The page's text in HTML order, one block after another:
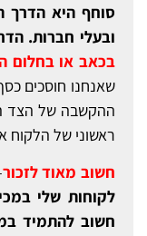
סוחף היא הדרך
ובעלי חברות.
בכאב או בחלום
שאנחנו חוסכים
ההקשבה של הצד
ראשוני של הלקוח
חשוב מאוד לזכור
לקוחות שלי
חשוב להתמיד